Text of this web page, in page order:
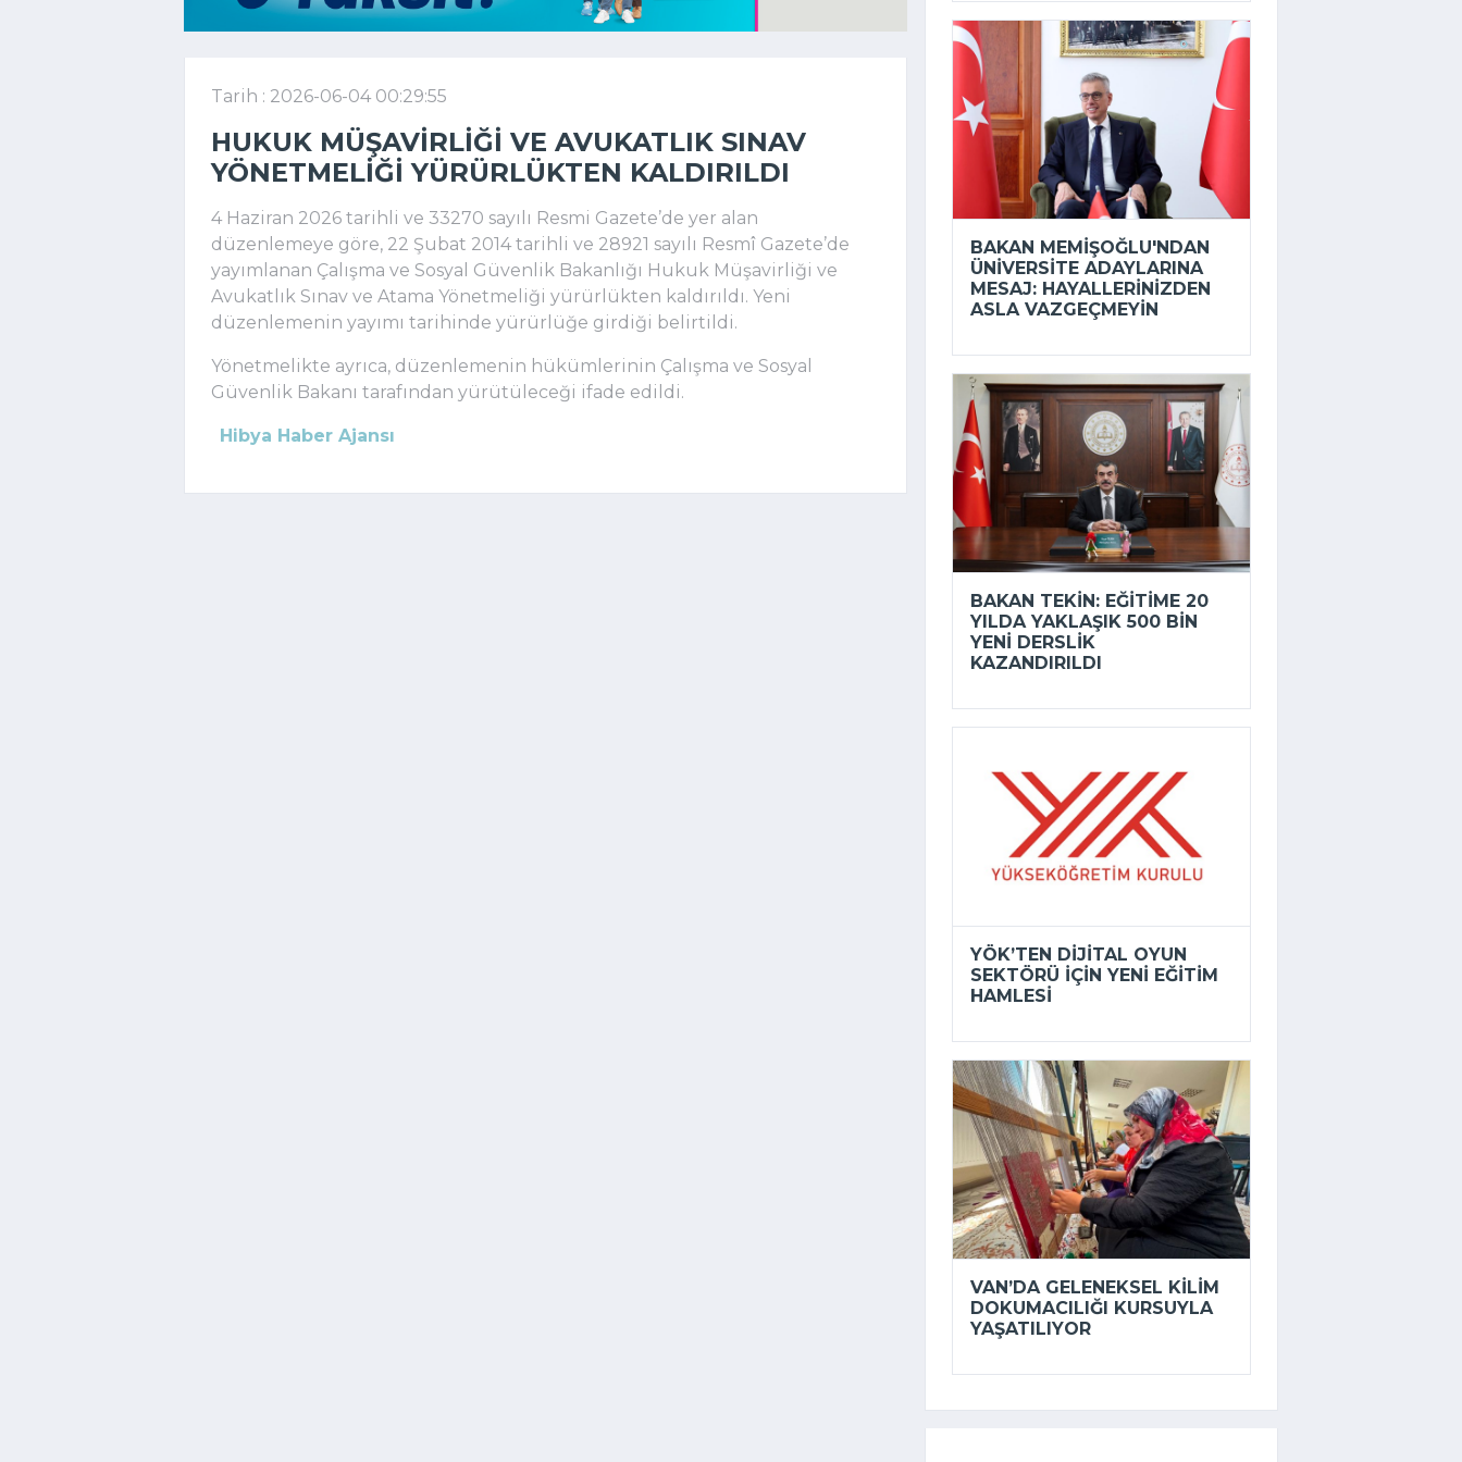
Tarih : 2026-06-04 00:29:55
HUKUK MÜŞAVIRLIĞI VE AVUKATLIK SINAV
YÖNETMELIĞI YÜRÜRLÜKTEN KALDIRILDI
4 Haziran 2026 tarihli ve 33270 sayılı Resmi Gazete’de yer alan
düzenlemeye göre, 22 Şubat 2014 tarihli ve 28921 sayılı Resmî Gazete’de
yayımlanan Çalışma ve Sosyal Güvenlik Bakanlığı Hukuk Müşavirliği ve
Avukatlık Sınav ve Atama Yönetmeliği yürürlükten kaldırıldı. Yeni
düzenlemenin yayımı tarihinde yürürlüğe girdiği belirtildi.
Yönetmelikte ayrıca, düzenlemenin hükümlerinin Çalışma ve Sosyal
Güvenlik Bakanı tarafından yürütüleceği ifade edildi.
Hibya Haber Ajansı
BAKAN MEMIŞOĞLU'NDAN
ÜNIVERSITE ADAYLARINA
MESAJ: HAYALLERINIZDEN
ASLA VAZGEÇMEYIN
BAKAN TEKIN: EĞITIME 20
YILDA YAKLAŞIK 500 BIN
YENI DERSLIK
KAZANDIRILDI
YÖK’TEN DIJITAL OYUN
SEKTÖRÜ IÇIN YENI EĞITIM
HAMLESI
VAN’DA GELENEKSEL KILIM
DOKUMACILIĞI KURSUYLA
YAŞATILIYOR